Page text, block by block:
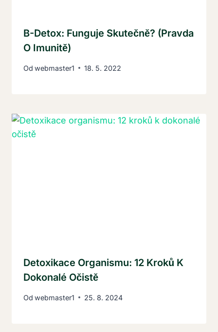
B-Detox: Funguje Skutečně? (Pravda
O Imunitě)
Od webmaster1 18. 5. 2022
Detoxikace Organismu: 12 Kroků K
Dokonalé Očistě
Od webmaster1 25. 8. 2024